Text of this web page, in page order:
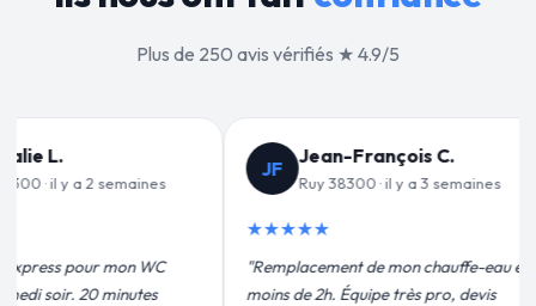
Plus de 250 avis vérifiés ★ 4.9/5
C.
· il y a 3 semaines
mon chauffe-eau en
très pro, devis
VD
Valérie D.
Ruy 38300 · il y a 1 mois
★★★★★
"Un grand merci à Sylvain Plombier
pour leur intervention rapide et